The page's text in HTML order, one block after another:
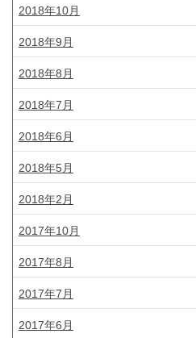
2018年10月
2018年9月
2018年8月
2018年7月
2018年6月
2018年5月
2018年2月
2017年10月
2017年8月
2017年7月
2017年6月